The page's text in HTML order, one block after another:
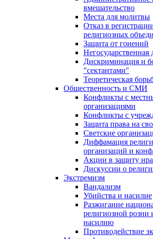
вмешательство
Места для молитвы
Отказ в
религиозных
Защита от гонений
Дискриминация и
"сектантами"
Теоретическая
Общественность и СМИ
Конфликты с
организациями
Конфликты с
Защита права на
Светские
Диффамация
организаций и
Акции в защиту
Дискуссии о
Экстремизм
Вандализм
Убийства и насилие
Разжигание
религиозной
насилию
Противодействие